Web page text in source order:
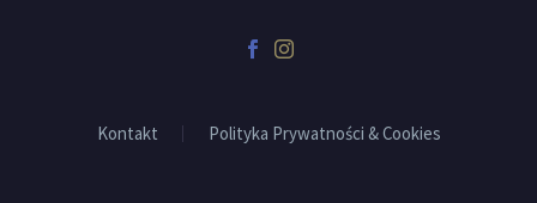
Kontakt Polityka Prywatności & Cookies